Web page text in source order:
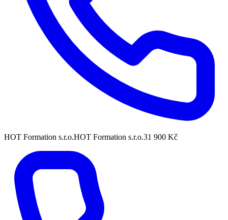
HOT Formation s.r.o.HOT Formation s.r.o.31 900 Kč